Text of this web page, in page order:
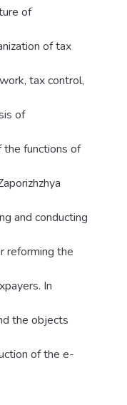
of
of tax
tax control,
of
the functions of
and conducting
reforming the
In
the objects
of the e-